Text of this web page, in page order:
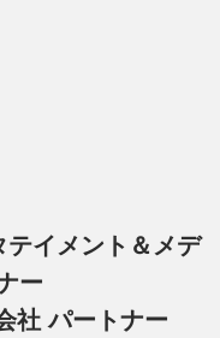
イメント＆メデ
ー
社 パートナー